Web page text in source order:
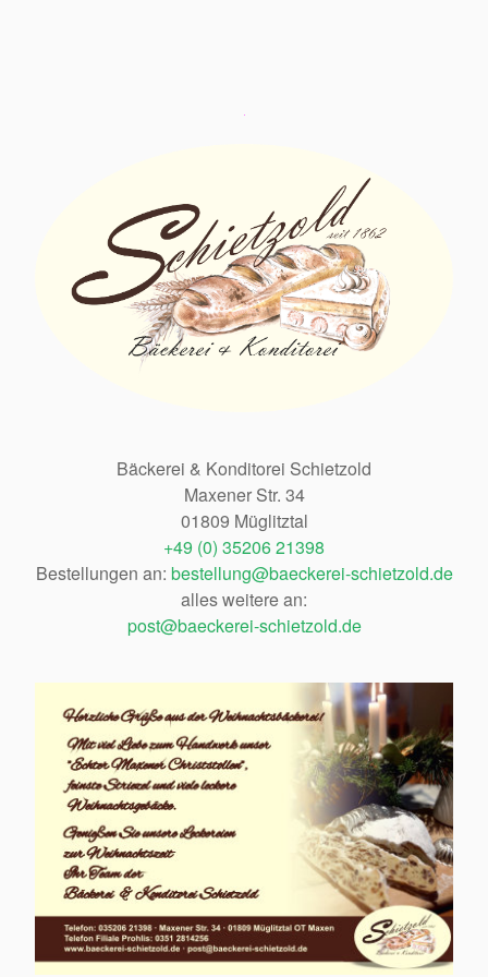
Bäckerei & Konditorei Schietzold
Maxener Str. 34
01809 Müglitztal
+49 (0) 35206 21398
Bestellungen an: bestellung@baeckerei-schietzold.de
alles weitere an:
post@baeckerei-schietzold.de